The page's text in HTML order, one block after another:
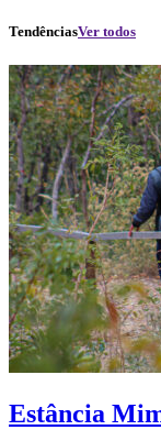
TendênciasVer todos
Estância